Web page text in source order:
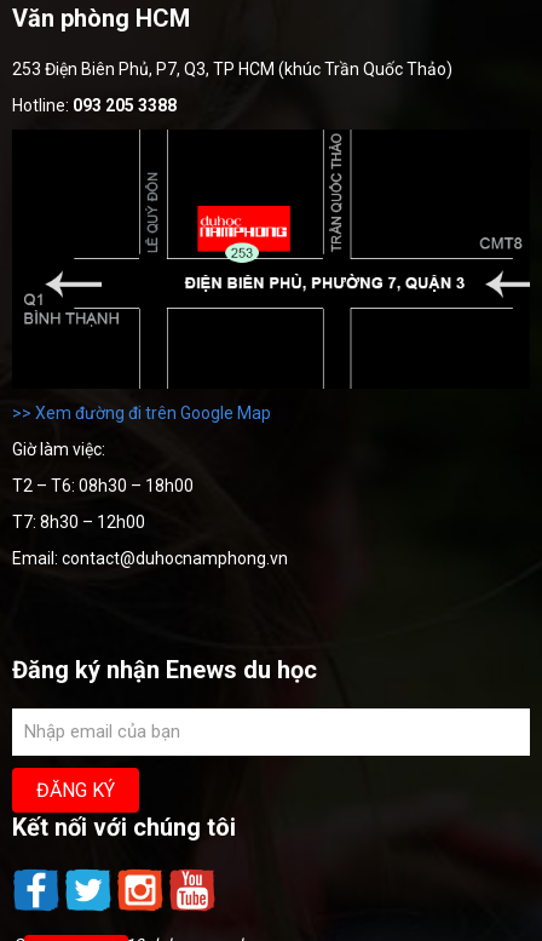
Văn phòng HCM
253 Điện Biên Phủ, P7, Q3, TP HCM (khúc Trần Quốc Thảo)
Hotline: 093 205 3388
>> Xem đường đi trên Google Map
Giờ làm việc:
T2 – T6: 08h30 – 18h00
T7: 8h30 – 12h00
Email: contact@duhocnamphong.vn
Đăng ký nhận Enews du học
Kết nối với chúng tôi